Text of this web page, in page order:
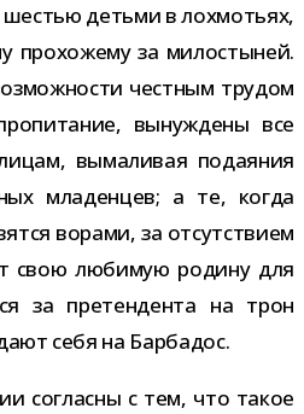
детьми в лох­мо­тьях,
про­хо­жему за мило­сты­ней.
чест­ным тру­дом
вынуж­дены все
выма­ли­вая пода­я­ния
мла­ден­цев; а те, когда
ворами, за отсут­ствием
свою люби­мую родину для
за пре­тен­дента на трон
себя на Барбадос.
согласны с тем, что такое